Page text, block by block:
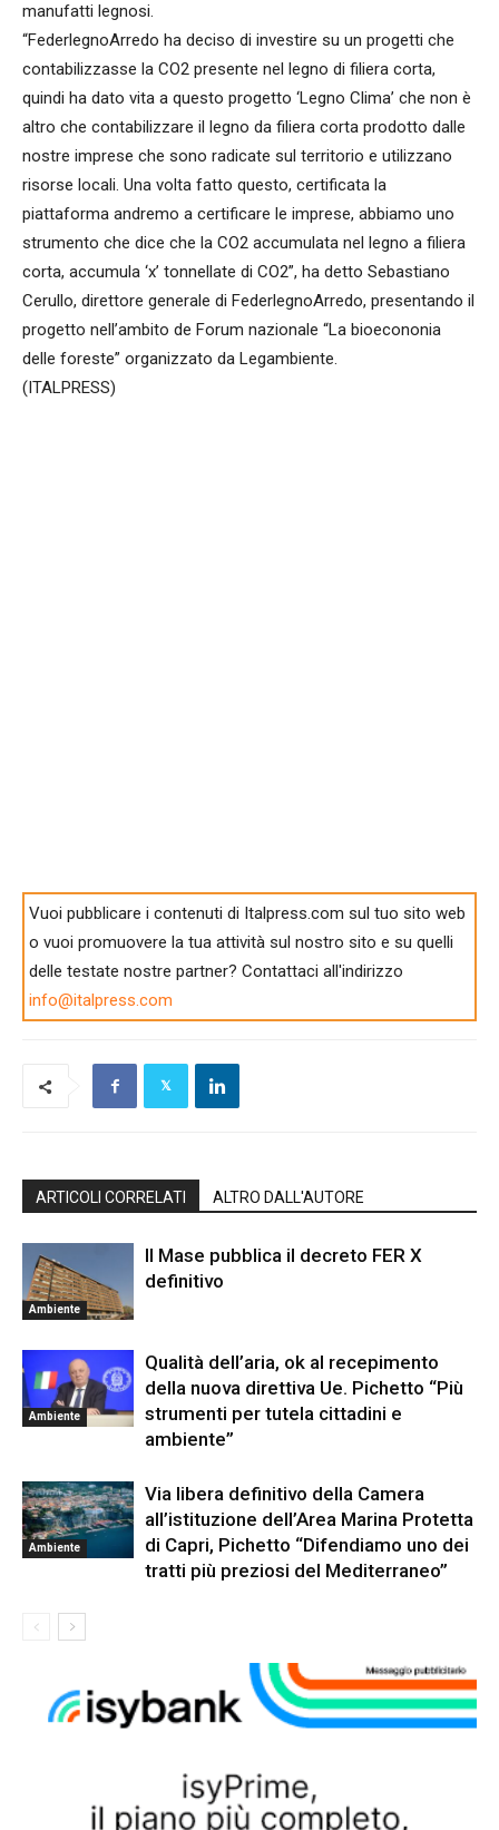
manufatti legnosi.
“FederlegnoArredo ha deciso di investire su un progetti che
contabilizzasse la CO2 presente nel legno di filiera corta,
quindi ha dato vita a questo progetto ‘Legno Clima’ che non è
altro che contabilizzare il legno da filiera corta prodotto dalle
nostre imprese che sono radicate sul territorio e utilizzano
risorse locali. Una volta fatto questo, certificata la
piattaforma andremo a certificare le imprese, abbiamo uno
strumento che dice che la CO2 accumulata nel legno a filiera
corta, accumula ‘x’ tonnellate di CO2”, ha detto Sebastiano
Cerullo, direttore generale di FederlegnoArredo, presentando il
progetto nell’ambito de Forum nazionale “La bioecononia
delle foreste” organizzato da Legambiente.
(ITALPRESS)
Vuoi pubblicare i contenuti di Italpress.com sul tuo sito web
o vuoi promuovere la tua attività sul nostro sito e su quelli
delle testate nostre partner? Contattaci all'indirizzo
info@italpress.com
ARTICOLI CORRELATI ALTRO DALL'AUTORE
Ambiente
Il Mase pubblica il decreto FER X
definitivo
Ambiente
Qualità dell’aria, ok al recepimento
della nuova direttiva Ue. Pichetto “Più
strumenti per tutela cittadini e
ambiente”
Ambiente
Via libera definitivo della Camera
all’istituzione dell’Area Marina Protetta
di Capri, Pichetto “Difendiamo uno dei
tratti più preziosi del Mediterraneo”